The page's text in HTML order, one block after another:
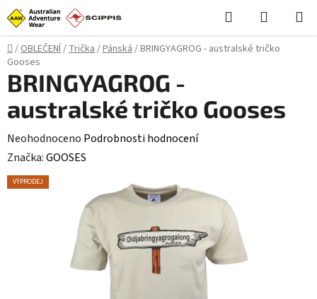
Přejít
na
obsah
Hledat
KOŠÍK
Domů
/OBLEČENÍ/Trička/Pánská/BRINGYAGROG - australské tričko
Gooses
BRINGYAGROG -
australské tričko Gooses
Průměrné
hodnocení
produktu
Neohodnoceno Podrobnosti hodnocení
Značka:GOOSES
VÝPRODEJ